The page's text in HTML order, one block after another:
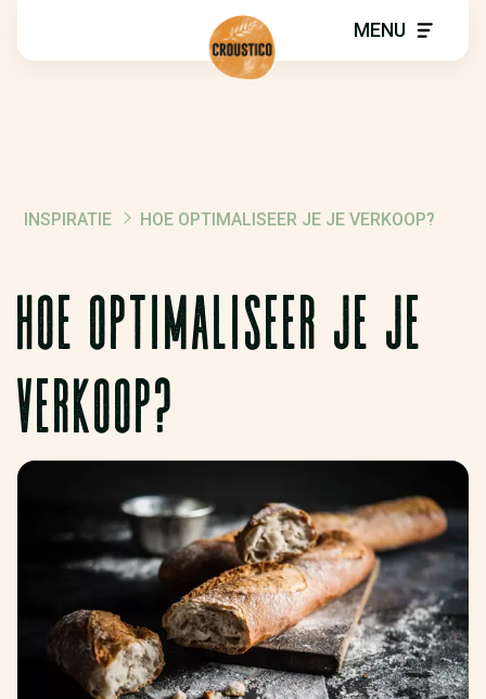
MENU
KRUIMELPAD
INSPIRATIE HOE OPTIMALISEER JE JE VERKOOP?
HOE OPTIMALISEER JE JE
VERKOOP?